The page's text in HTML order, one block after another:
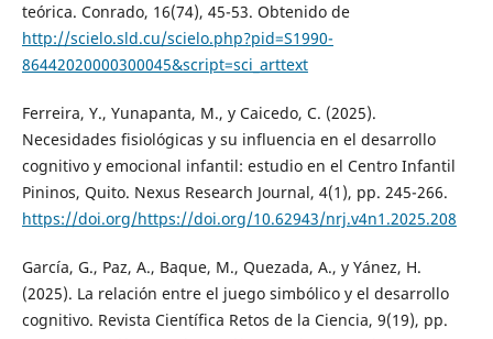
teórica. Conrado, 16(74), 45-53. Obtenido de
http://scielo.sld.cu/scielo.php?pid=S1990-
86442020000300045&script=sci_arttext
Ferreira, Y., Yunapanta, M., y Caicedo, C. (2025).
Necesidades fisiológicas y su influencia en el desarrollo
cognitivo y emocional infantil: estudio en el Centro Infantil
Pininos, Quito. Nexus Research Journal, 4(1), pp. 245-266.
https://doi.org/https://doi.org/10.62943/nrj.v4n1.2025.208
García, G., Paz, A., Baque, M., Quezada, A., y Yánez, H.
(2025). La relación entre el juego simbólico y el desarrollo
cognitivo. Revista Científica Retos de la Ciencia, 9(19), pp.